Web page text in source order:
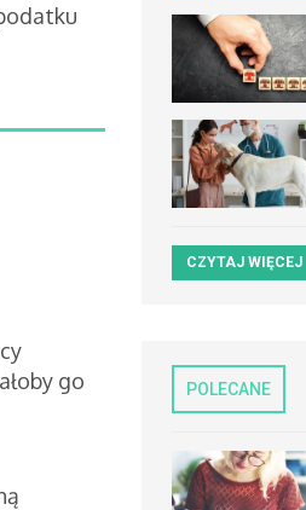
go
CZYTAJ WIĘCEJ
POLECANE